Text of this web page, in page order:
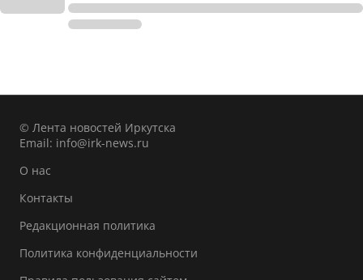
© Лента новостей Иркутска
Email: info@irk-news.ru
О нас
Контакты
Редакционная политика
Политика конфиденциальности